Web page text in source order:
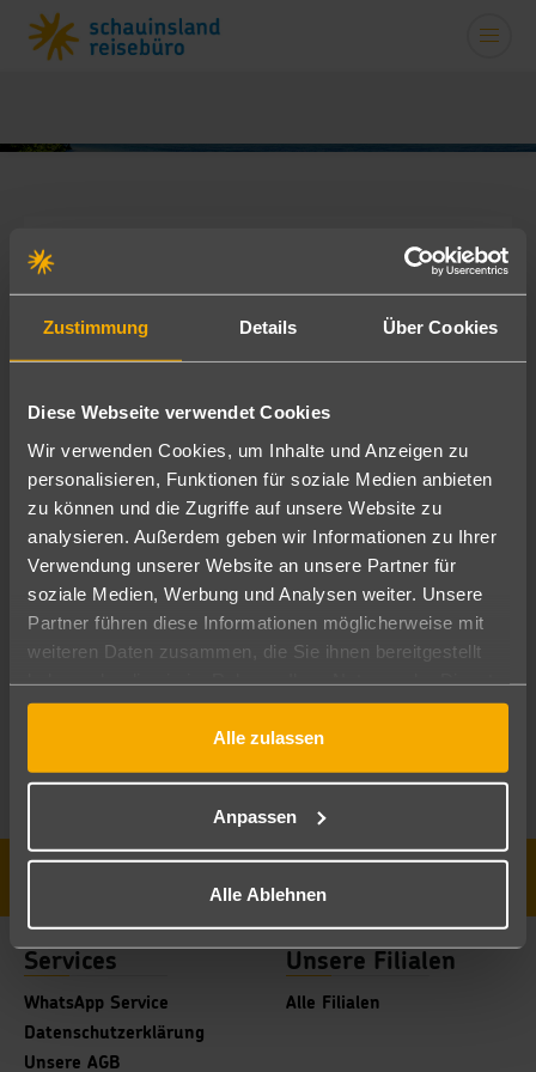
Zustimmung Details Über Cookies
Diese Webseite verwendet Cookies
Wir verwenden Cookies, um Inhalte und Anzeigen zu
personalisieren, Funktionen für soziale Medien anbieten
zu können und die Zugriffe auf unsere Website zu
analysieren. Außerdem geben wir Informationen zu Ihrer
Verwendung unserer Website an unsere Partner für
soziale Medien, Werbung und Analysen weiter. Unsere
Partner führen diese Informationen möglicherweise mit
weiteren Daten zusammen, die Sie ihnen bereitgestellt
gesammelt haben.
Alle zulassen
Anpassen
Alle Ablehnen
Unsere Stellenangebote
Es gibt keine veröffentlichte Stellenangeboten von
schauinsland reisebüro
To view this video, you must accept marketing cookies.
Services
WhatsApp Service
Datenschutzerklärung
Unsere AGB
Unsere Filialen
Alle Filialen